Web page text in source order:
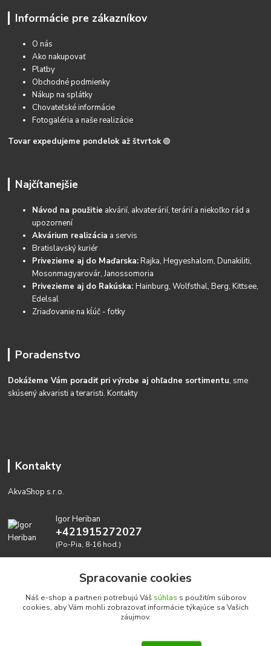
Informácie pre zákazníkov
O nás
Ako nakupovať
Platby
Obchodné podmienky
Nákup na splátky
Chovateľské informácie
Fotogaléria a naše realizácie
Tovar expedujeme pondelok až štvrtok 🟢
Najčítanejšie
Návod na použitie akvárií, akvaterárií, terárií a niekoľko rád a
upozornení
Akvárium realizácia a servis
Bratislavský kuriér
Privezieme aj do Maďarska:Rajka, Hegyeshalom, Dunakiliti,
Mosonmagyarovár, Janossomoria
Privezieme aj do Rakúska:Hainburg, Wolfsthal, Berg, Kittsee,
Edelsal
Zriaďovanie na kĺúč - fotky
Poradenstvo
Dokážeme Vám poradiť pri výrobe aj ohľadne sortimentu, sme
skúsený akvaristi a teraristi.Kontakty
Kontakty
AkvaShop s.r.o.
Igor Heriban
+421915272027
(Po-Pia, 8-16 hod.)
Spracovanie cookies
Náš e-shop a partneri potrebujú Váš súhlas s použitím súborov
cookies, aby Vám mohli zobrazovať informácie týkajúce sa Vašich
záujmov.